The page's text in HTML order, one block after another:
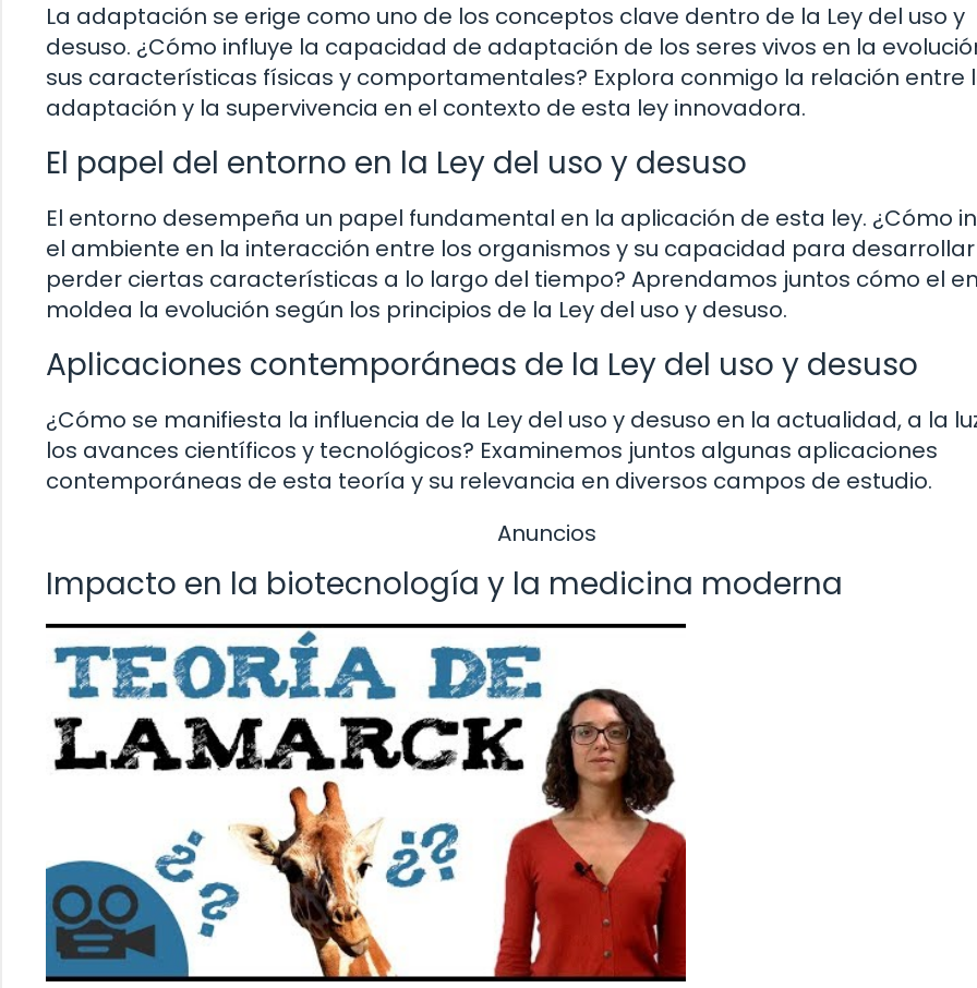
La adaptación se erige como uno de los conceptos clave dentro de la Ley del uso y
desuso. ¿Cómo influye la capacidad de adaptación de los seres vivos en la
sus características físicas y comportamentales? Explora conmigo la relación entre
adaptación y la supervivencia en el contexto de esta ley innovadora.
El papel del entorno en la Ley del uso y desuso
El entorno desempeña un papel fundamental en la aplicación de esta ley. ¿Cómo
el ambiente en la interacción entre los organismos y su capacidad para
perder ciertas características a lo largo del tiempo? Aprendamos juntos cómo el
moldea la evolución según los principios de la Ley del uso y desuso.
Aplicaciones contemporáneas de la Ley del uso y desuso
¿Cómo se manifiesta la influencia de la Ley del uso y desuso en la actualidad, a la
los avances científicos y tecnológicos? Examinemos juntos algunas aplicaciones
contemporáneas de esta teoría y su relevancia en diversos campos de estudio.
Anuncios
Impacto en la biotecnología y la medicina moderna